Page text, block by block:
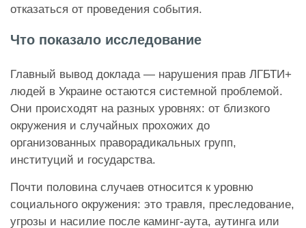
отказаться от проведения события.
Что показало исследование
Главный вывод доклада — нарушения прав ЛГБТИ+
людей в Украине остаются системной проблемой.
Они происходят на разных уровнях: от близкого
окружения и случайных прохожих до
организованных праворадикальных групп,
институций и государства.
Почти половина случаев относится к уровню
социального окружения: это травля, преследование,
угрозы и насилие после каминг-аута, аутинга или